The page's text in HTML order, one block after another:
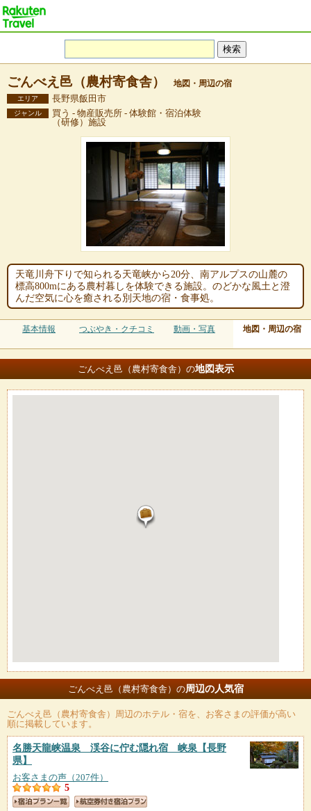
ごんべえ邑（農村寄食舎） 地図・周辺の宿
エリア 長野県飯田市
ジャンル
買う - 物産販売所 - 体験館・宿泊体験
（研修）施設
天竜川舟下りで知られる天竜峡から20分、南アルプスの山麓の
標高800mにある農村暮しを体験できる施設。のどかな風土と澄
んだ空気に心を癒される別天地の宿・食事処。
基本情報 つぶやき・クチコミ 動画・写真 地図・周辺の宿
ごんべえ邑（農村寄食舎）の地図表示
ごんべえ邑（農村寄食舎）の周辺の人気宿
ごんべえ邑（農村寄食舎） 周辺のホテル・宿を、お客さまの評価が高い
順に掲載しています。
名勝天龍峡温泉 渓谷に佇む隠れ宿 峡泉 【長野
県】
お客さまの声（207件）
5